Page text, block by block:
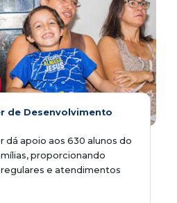
de Desenvolvimento
dá apoio aos 630 alunos do
proporcionando
e atendimentos